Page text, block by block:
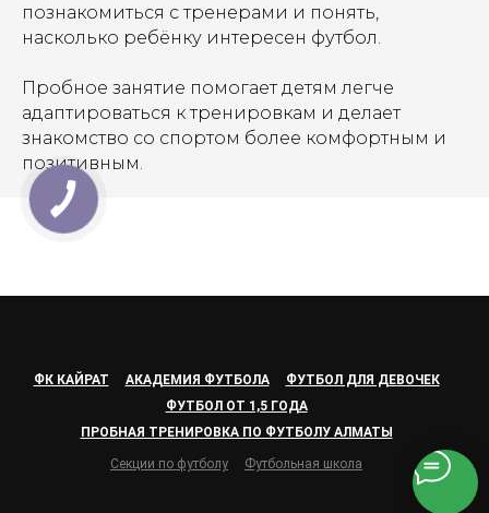
познакомиться с тренерами и понять,
насколько ребёнку интересен футбол.
Пробное занятие помогает детям легче
адаптироваться к тренировкам и делает
знакомство со спортом более комфортным и
позитивным.
ФК КАЙРАТ АКАДЕМИЯ ФУТБОЛА
ФУТБОЛ ДЛЯ ДЕВОЧЕК
ФУТБОЛ ОТ 1,5 ГОДА
ПРОБНАЯ ТРЕНИРОВКА ПО ФУТБОЛУ АЛМАТЫ
Секции по футболу Футбольная школа